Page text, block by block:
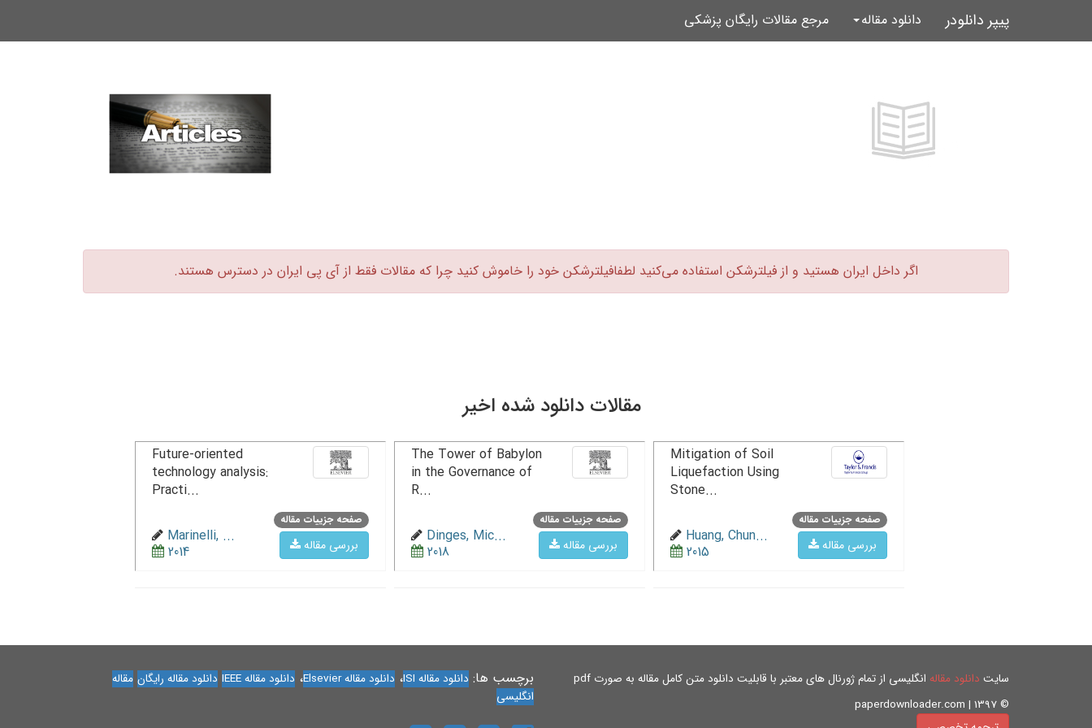
پیپر دانلودر دانلود مقاله مرجع مقالات رایگان پزشکی
اگر داخل ایران هستید و از فیلترشکن استفاده می‌کنید لطفافیلترشکن خود را خاموش کنید چرا که مقالات فقط از آی پی ایران در دسترس هستند.‏
مقالات دانلود شده اخیر
صفحه جزییات مقاله
بررسی مقاله
Mitigation of Soil
Liquefaction Using
Stone...
Huang, Chun...
2015
صفحه جزییات مقاله
بررسی مقاله
The Tower of Babylon
in the Governance of
R...
Dinges, Mic...
2018
صفحه جزییات مقاله
بررسی مقاله
Future-oriented
technology analysis:
Practi...
Marinelli, ...
2014
سایت دانلود مقاله انگلیسی از تمام ژورنال های معتبر با قابلیت دانلود متن کامل مقاله به صورت pdf
© paperdownloader.com | 1397
برچسب ها: دانلود مقاله ISI ، دانلود مقاله Elsevier ، دانلود مقاله IEEE دانلود مقاله رایگان مقاله
انگلیسی